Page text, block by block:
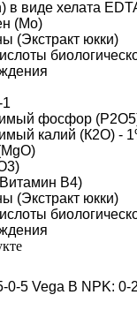
в виде хелата
(Мо)
(Экстракт юкки)
1
фосфор
калий (К2О) -
В4)
(Экстракт юкки)
0-5 Vega В NPK: 0-